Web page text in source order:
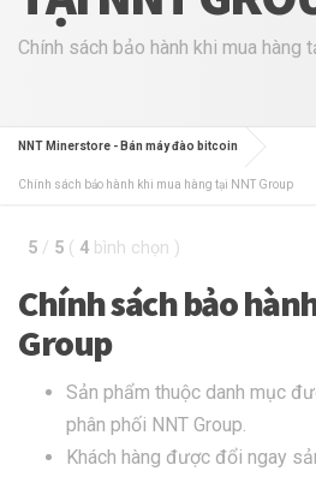
Chính sách bảo hành khi mua hàng
NNT Minerstore - Bán máy đào bitcoin
Chính sách bảo hành khi mua hàng tại NNT Group
5 / 5 ( 4 bình chọn )
Chính sách bảo
Group
Sản phẩm thuộc danh mục
phân phối NNT Group.
Khách hàng được đổi ngay